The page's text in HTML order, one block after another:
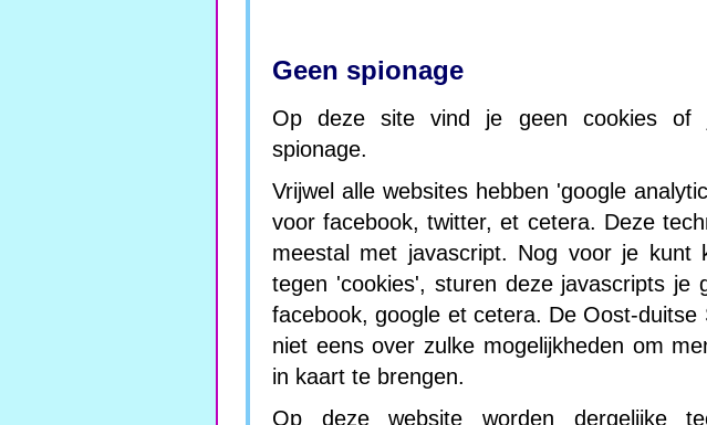
Geen spionage
Op deze site vind je geen cookies of
spionage.
Vrijwel alle websites hebben 'google
voor facebook, twitter, et cetera. Deze
meestal met javascript. Nog voor je kunt
tegen 'cookies', sturen deze javascripts je
facebook, google et cetera. De Oost-duitse
niet eens over zulke mogelijkheden om
in kaart te brengen.
Op deze website worden dergelijke